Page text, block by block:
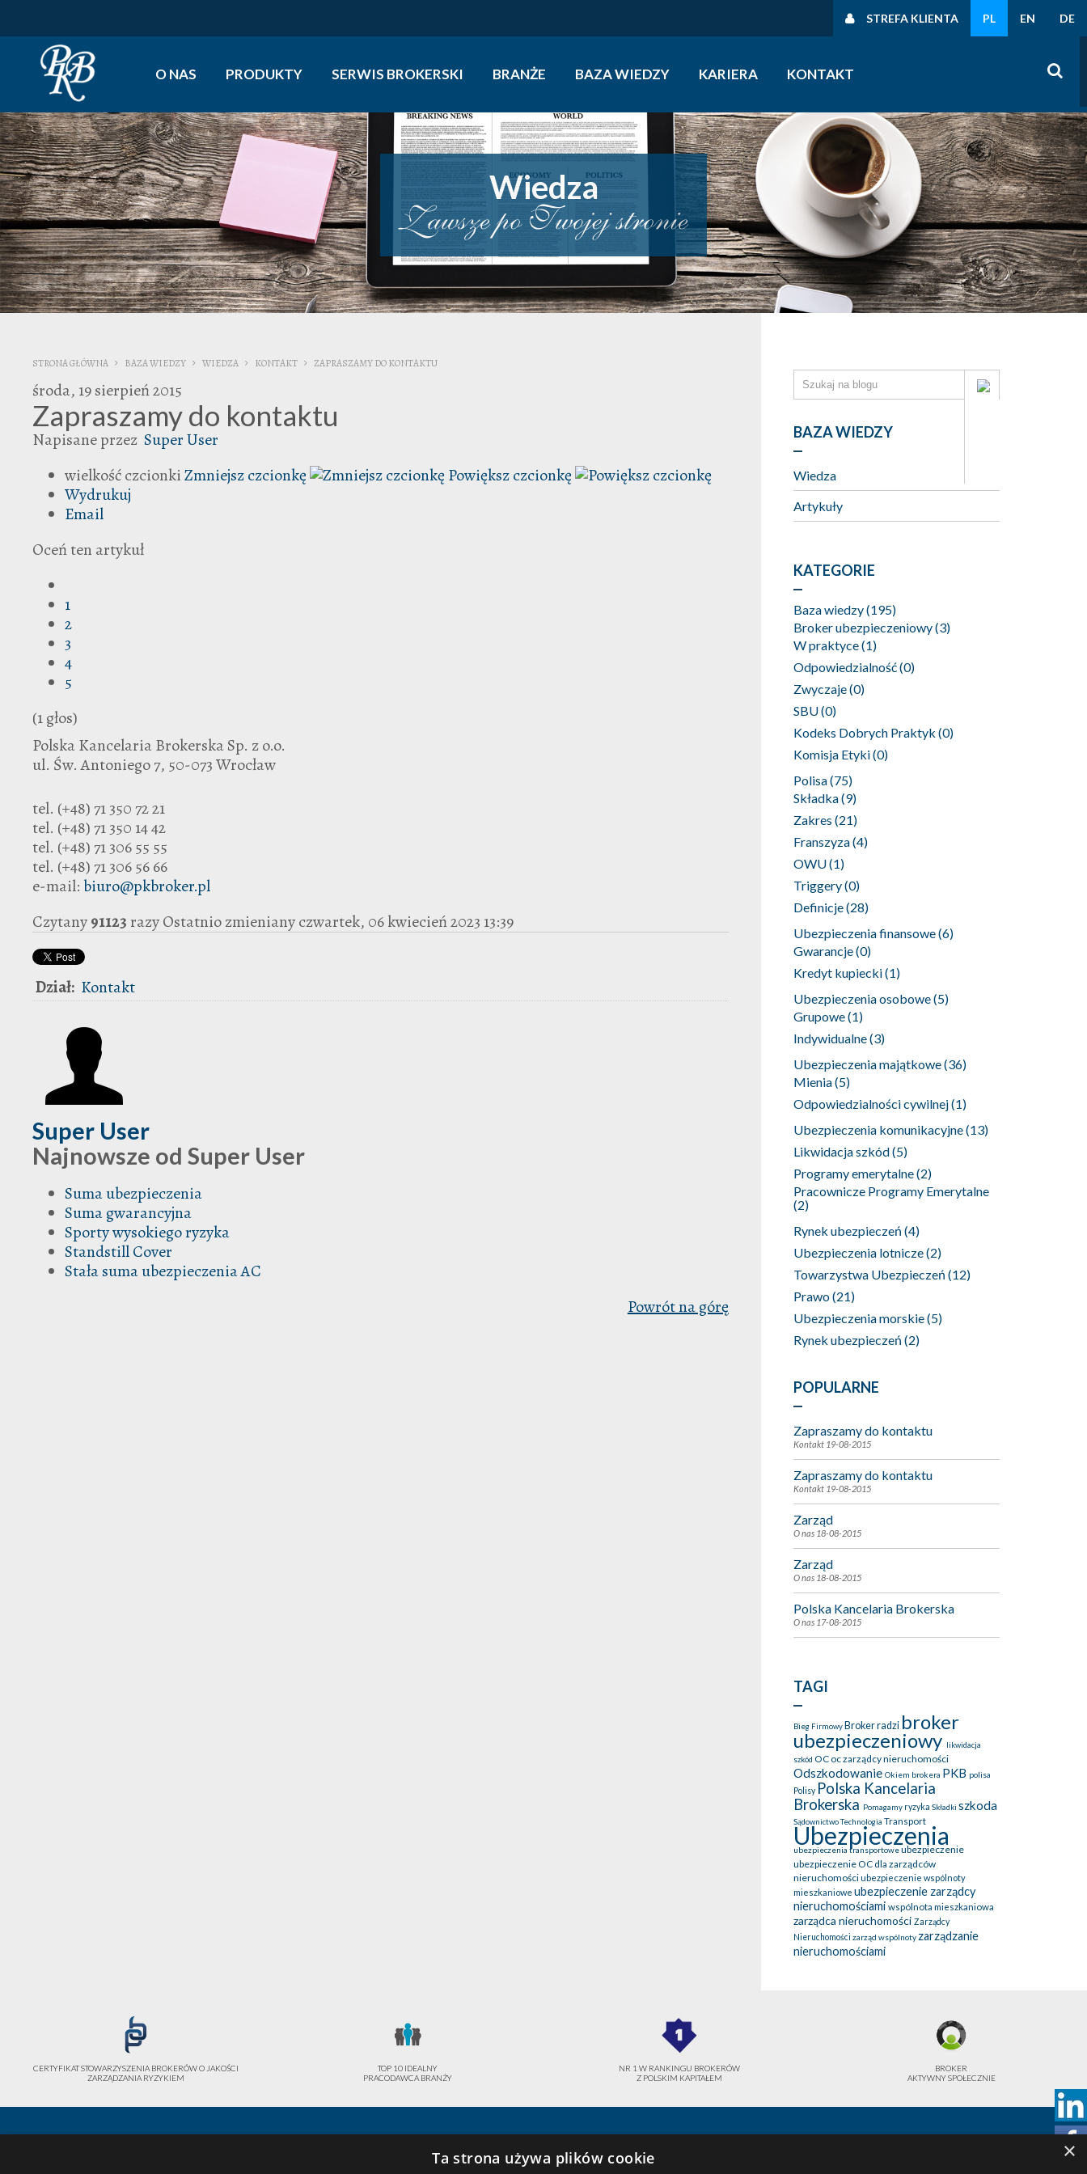
PL EN DE
STREFA KLIENTA
Wiedza
O NAS PRODUKTY SERWIS BROKERSKI BRANŻE BAZA WIEDZY KARIERA KONTAKT
STRONA GŁÓWNA BAZA WIEDZY WIEDZA KONTAKT ZAPRASZAMY DO KONTAKTU
środa, 19 sierpień 2015
Zapraszamy do kontaktu
Napisane przez Super User
wielkość czcionkiZmniejsz czcionkę
Powiększ czcionkę
Wydrukuj
Email
Oceń ten artykuł
1
2
3
4
5
(1 głos)
Polska Kancelaria Brokerska Sp. z o.o.
ul. Św. Antoniego 7, 50-073 Wrocław
tel. (+48) 71 350 72 21
tel. (+48) 71 350 14 42
tel. (+48) 71 306 55 55
tel. (+48) 71 306 56 66
e-mail:biuro@pkbroker.pl
Czytany91123 razyOstatnio zmieniany czwartek, 06 kwiecień 2023 13:39
Dział: Kontakt
Super User
Najnowsze od Super User
Suma ubezpieczenia
Suma gwarancyjna
Sporty wysokiego ryzyka
Standstill Cover
Stała suma ubezpieczenia AC
Powrót na górę
BAZA WIEDZY
Wiedza
Artykuły
KATEGORIE
Baza wiedzy(195)
Broker ubezpieczeniowy(3)
W praktyce(1)
Odpowiedzialność(0)
Zwyczaje(0)
SBU(0)
Kodeks Dobrych Praktyk (0)
Komisja Etyki(0)
Polisa(75)
Składka(9)
Zakres (21)
Franszyza(4)
OWU(1)
Triggery(0)
Definicje(28)
Ubezpieczenia finansowe(6)
Gwarancje(0)
Kredyt kupiecki(1)
Ubezpieczenia osobowe(5)
Grupowe(1)
Indywidualne(3)
Ubezpieczenia majątkowe(36)
Mienia(5)
Odpowiedzialności cywilnej(1)
Ubezpieczenia komunikacyjne(13)
Likwidacja szkód(5)
Programy emerytalne(2)
Pracownicze Programy Emerytalne
(2)
Rynek ubezpieczeń (4)
Ubezpieczenia lotnicze(2)
Towarzystwa Ubezpieczeń (12)
Prawo(21)
Ubezpieczenia morskie(5)
Rynek ubezpieczeń (2)
POPULARNE
Zapraszamy do kontaktu
Kontakt19-08-2015
Zapraszamy do kontaktu
Kontakt19-08-2015
Zarząd
O nas18-08-2015
Zarząd
O nas18-08-2015
Polska Kancelaria Brokerska
O nas17-08-2015
TAGI
Bieg Firmowy Broker radzi broker
ubezpieczeniowy likwidacja
szkód OC oc zarządcy nieruchomości
Odszkodowanie Okiem brokera PKB polisa
Polisy Polska Kancelaria
Brokerska Pomagamy ryzyka Składki szkoda
SądownictwoTechnologia Transport
Ubezpieczenia
ubezpieczenia transportoweubezpieczenie
ubezpieczenie OC dla zarządców
nieruchomościubezpieczenie wspólnoty
mieszkaniowe ubezpieczenie zarządcy
nieruchomościami wspólnota mieszkaniowa
zarządca nieruchomości Zarządcy
Nieruchomości zarząd wspólnoty zarządzanie
nieruchomościami
CERTYFIKAT STOWARZYSZENIA BROKERÓW O JAKOŚCI
ZARZĄDZANIA RYZYKIEM
TOP 10 IDEALNY
PRACODAWCA BRANŻY
NR 1 W RANKINGU BROKERÓW
Z POLSKIM KAPITAŁEM
BROKER
AKTYWNY SPOŁECZNIE
Polska Kancelaria Brokerska Sp. z
×
Ta strona używa plików cookie